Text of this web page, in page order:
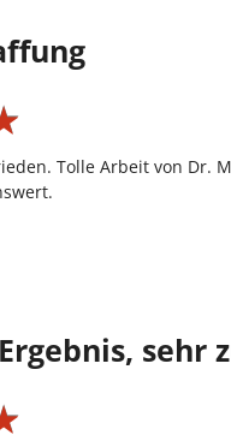
Tolle Arbeit von Dr.
sehr